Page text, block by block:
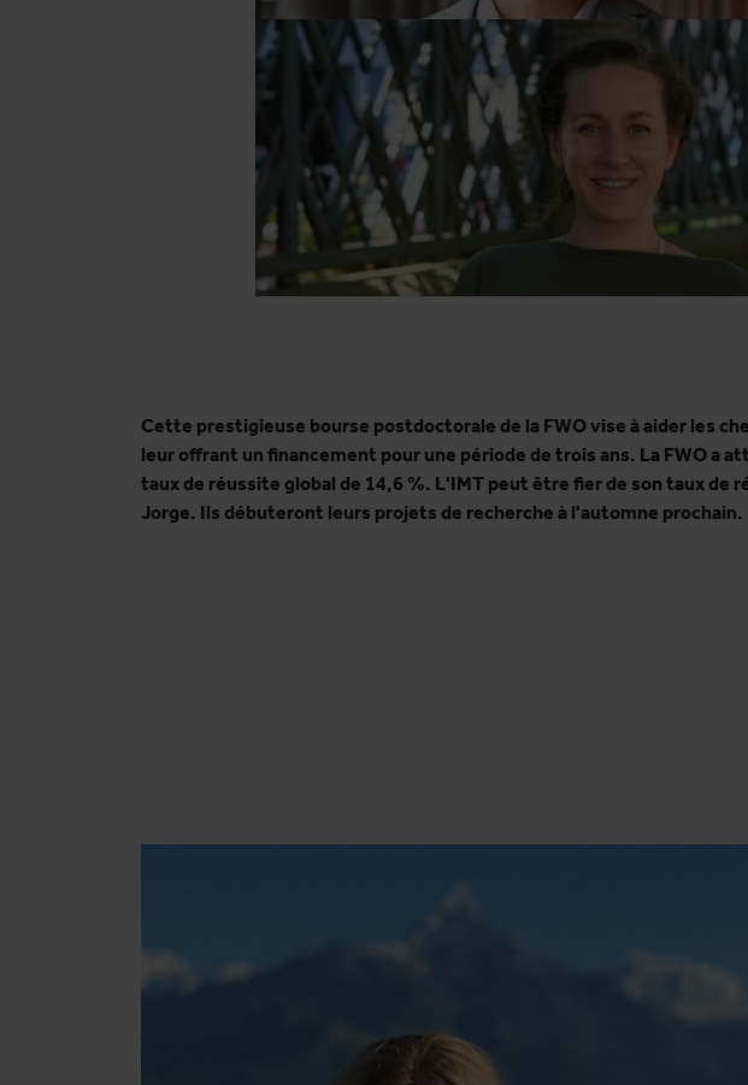
Cette prestigieuse bourse postdoctorale de la FWO vise à aider les
leur offrant un financement pour une période de trois ans. La FWO a
taux de réussite global de 14,6 %. L'IMT peut être fier de son taux de
Jorge. Ils débuteront leurs projets de recherche à l'automne prochain.